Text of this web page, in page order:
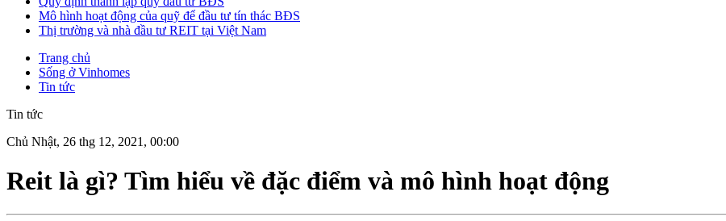
Mô hình hoạt động của quỹ để đầu tư tín thác BĐS
Thị trường và nhà đầu tư REIT tại Việt Nam
Trang chủ
Sống ở Vinhomes
Tin tức
Tin tức
Chủ Nhật, 26 thg 12, 2021, 00:00
Reit là gì? Tìm hiểu về đặc điểm và mô hình hoạt động